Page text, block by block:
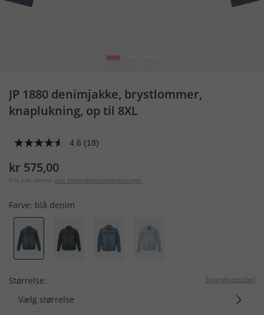
1
JP 1880 denimjakke, brystlommer,
knaplukning, op til 8XL
4.6 (18)
kr 575,00
Pris inkl. moms plus forsendelsesomkostninger
Farve: blå denim
Størrelse: Storrelsestabel
Vælg størrelse